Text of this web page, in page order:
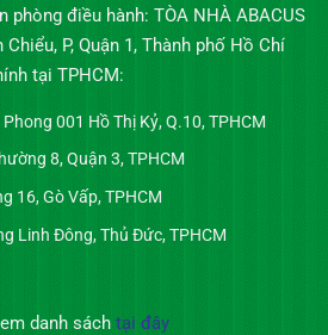
phòng điều hành: TÒA NHÀ ABACUS
P, Quận 1, Thành phố Hồ Chí
tại TPHCM:
001 Hồ Thị Kỷ, Q.10, TPHCM
8, Quận 3, TPHCM
16, Gò Vấp, TPHCM
Linh Đông, Thủ Đức, TPHCM
danh sách tại đây